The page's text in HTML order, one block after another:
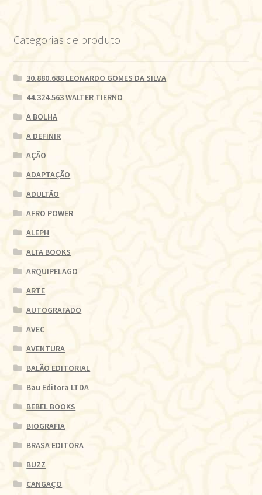
Categorias de produto
30.880.688 LEONARDO GOMES DA SILVA
44.324.563 WALTER TIERNO
A BOLHA
A DEFINIR
AÇÃO
ADAPTAÇÃO
ADULTÃO
AFRO POWER
ALEPH
ALTA BOOKS
ARQUIPELAGO
ARTE
AUTOGRAFADO
AVEC
AVENTURA
BALÃO EDITORIAL
Bau Editora LTDA
BEBEL BOOKS
BIOGRAFIA
BRASA EDITORA
BUZZ
CANGAÇO